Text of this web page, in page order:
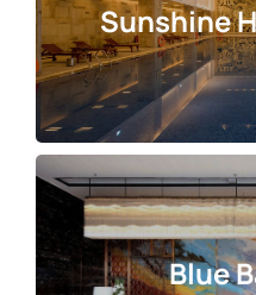
Sunshine
Blue